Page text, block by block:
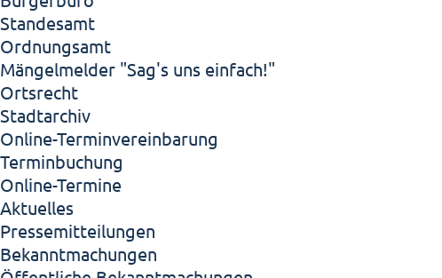
Standesamt
Ordnungsamt
Mängelmelder "Sag's uns einfach!"
Ortsrecht
Stadtarchiv
Online-Terminvereinbarung
Terminbuchung
Online-Termine
Aktuelles
Pressemitteilungen
Bekanntmachungen